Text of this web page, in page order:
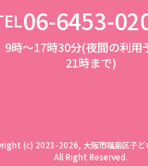
06-6453-
時～17時30分(夜間の利用
21時まで)
(c) 2023-2026, 大阪市福島区子ど
All Right Reserved.